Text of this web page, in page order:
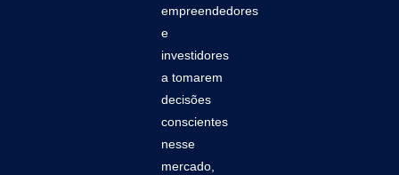
empreendedores
e
investidores
a tomarem
decisões
conscientes
nesse
mercado,